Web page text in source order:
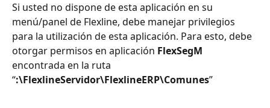
Si usted no dispone de esta aplicación en su
menú/panel de Flexline, debe manejar privilegios
para la utilización de esta aplicación. Para esto, debe
otorgar permisos en aplicación FlexSegM
encontrada en la ruta
“:\FlexlineServidor\FlexlineERP\Comunes”